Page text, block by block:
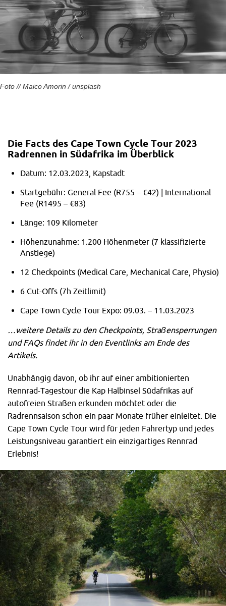
Foto // Maico Amorin / unsplash
Die Facts des Cape Town Cycle Tour 2023
Radrennen in Südafrika im Überblick
Datum: 12.03.2023, Kapstadt
Startgebühr: General Fee (R755 – €42) | International
Fee (R1495 – €83)
Länge: 109 Kilometer
Höhenzunahme: 1.200 Höhenmeter (7 klassifizierte
Anstiege)
12 Checkpoints (Medical Care, Mechanical Care, Physio)
6 Cut-Offs (7h Zeitlimit)
Cape Town Cycle Tour Expo: 09.03. – 11.03.2023
…weitere Details zu den Checkpoints, Straßensperrungen
und FAQs findet ihr in den Eventlinks am Ende des
Artikels.
Unabhängig davon, ob ihr auf einer ambitionierten
Rennrad-Tagestour die Kap Halbinsel Südafrikas auf
autofreien Straßen erkunden möchtet oder die
Radrennsaison schon ein paar Monate früher einleitet. Die
Cape Town Cycle Tour wird für jeden Fahrertyp und jedes
Leistungsniveau garantiert ein einzigartiges Rennrad
Erlebnis!